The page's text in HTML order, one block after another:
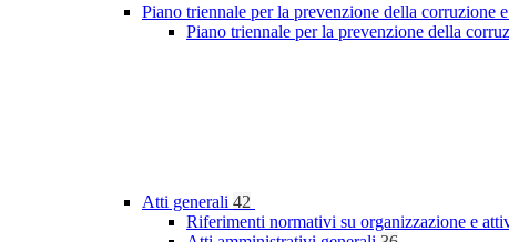
Piano triennale per la prevenzione della corruzione
Piano triennale per la prevenzione della
Atti generali 42
Riferimenti normativi su organizzazione e